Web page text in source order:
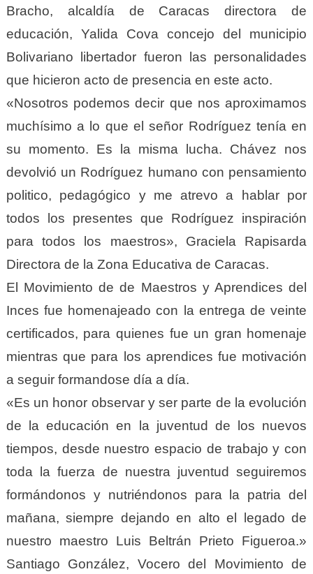
Bracho, alcaldía de Caracas directora de
educación, Yalida Cova concejo del municipio
Bolivariano libertador fueron las personalidades
que hicieron acto de presencia en este acto.
«Nosotros podemos decir que nos aproximamos
muchísimo a lo que el señor Rodríguez tenía en
su momento. Es la misma lucha. Chávez nos
devolvió un Rodríguez humano con pensamiento
politico, pedagógico y me atrevo a hablar por
todos los presentes que Rodríguez inspiración
para todos los maestros», Graciela Rapisarda
Directora de la Zona Educativa de Caracas.
El Movimiento de de Maestros y Aprendices del
Inces fue homenajeado con la entrega de veinte
certificados, para quienes fue un gran homenaje
mientras que para los aprendices fue motivación
a seguir formandose día a día.
«Es un honor observar y ser parte de la evolución
de la educación en la juventud de los nuevos
tiempos, desde nuestro espacio de trabajo y con
toda la fuerza de nuestra juventud seguiremos
formándonos y nutriéndonos para la patria del
mañana, siempre dejando en alto el legado de
nuestro maestro Luis Beltrán Prieto Figueroa.»
Santiago González, Vocero del Movimiento de